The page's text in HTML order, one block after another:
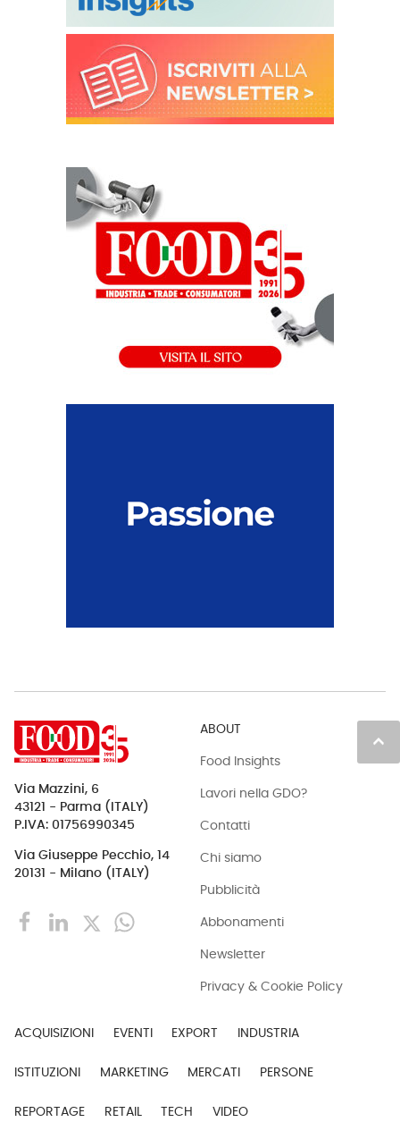
keyboard_arrow_up
Via Mazzini, 6
43121 - Parma (ITALY)
P.IVA: 01756990345
Via Giuseppe Pecchio, 14
20131 - Milano (ITALY)
ABOUT
Food Insights
Lavori nella GDO?
Contatti
Chi siamo
Pubblicità
Abbonamenti
Newsletter
Privacy & Cookie Policy
ACQUISIZIONI EVENTI EXPORT INDUSTRIA
ISTITUZIONI MARKETING MERCATI PERSONE
REPORTAGE RETAIL TECH VIDEO